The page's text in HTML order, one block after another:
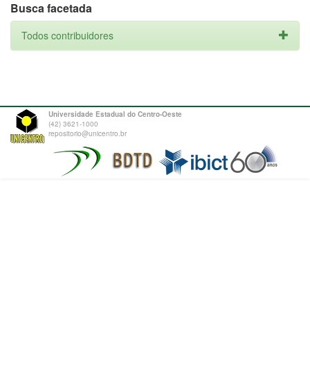
Busca facetada
Todos contribuidores
Universidade Estadual do Centro-Oeste
(42) 3621-1000
repositorio@unicentro.br